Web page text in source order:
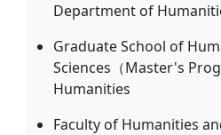
Department of
Graduate School of
Sciences（Master's
Humanities
Faculty of Humanities